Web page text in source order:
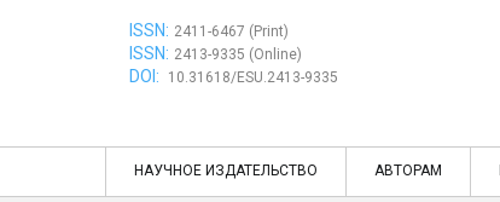
ISSN: 2411-6467 (Print)
ISSN: 2413-9335 (Online)
DOI: 10.31618/ESU.2413-9335
НАУЧНОЕ ИЗДАТЕЛЬСТВО АВТОРАМ